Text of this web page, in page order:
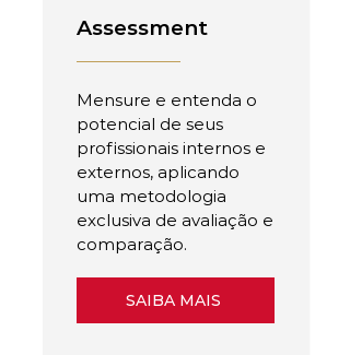
Assessment
Mensure e entenda o
potencial de seus
profissionais internos e
externos, aplicando
uma metodologia
exclusiva de avaliação e
comparação.
SAIBA MAIS